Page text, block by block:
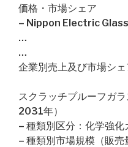
価格・市場シェア
– Nippon Electric
…
…
企業別売上及び市場シ
スクラッチプルーフガ
2031年）
– 種類別区分：化学強
– 種類別市場規模（販売